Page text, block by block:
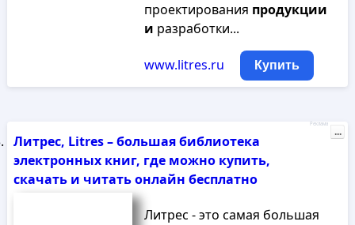
проектирования продукции
и разработки...
www.litres.ru Купить
Литрес, Litres – большая библиотека
электронных книг, где можно купить,
скачать и читать онлайн бесплатно
Литрес - это самая большая
Реклама
...